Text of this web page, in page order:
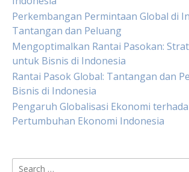
Perkembangan Permintaan Global di
Tantangan dan Peluang
Mengoptimalkan Rantai Pasokan:
untuk Bisnis di Indonesia
Rantai Pasok Global: Tantangan dan
Bisnis di Indonesia
Pengaruh Globalisasi Ekonomi
Pertumbuhan Ekonomi Indonesia
Search